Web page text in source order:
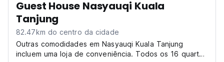
Guest House Nasyauqi Kuala
Tanjung
82.47km do centro da cidade
Outras comodidades em Nasyauqi Kuala Tanjung
incluem uma loja de conveniência. Todos os 16 quartos